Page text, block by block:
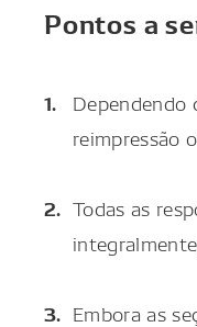
Pontos a
Dependendo
reimpressão
Todas as
Embora as